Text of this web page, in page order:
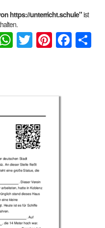
https://unterricht.schule"ist
WhatsApp
Twitter